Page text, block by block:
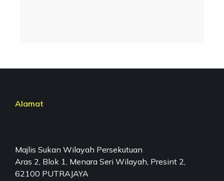
Alamat
Majlis Sukan Wilayah Persekutuan
Aras 2, Blok 1, Menara Seri Wilayah, Presint 2,
62100 PUTRAJAYA